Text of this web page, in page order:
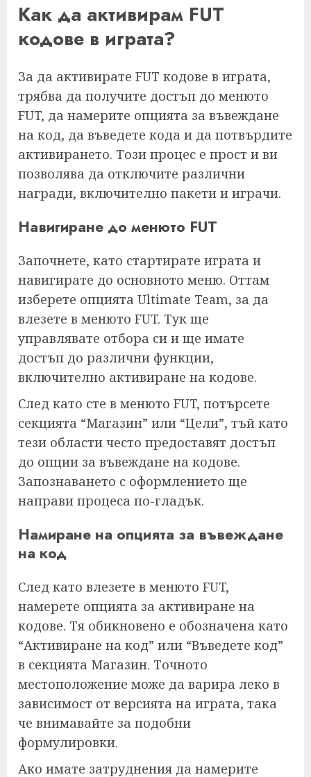
Как да активирам FUT
кодове в играта?
За да активирате FUT кодове в играта,
трябва да получите достъп до менюто
FUT, да намерите опцията за въвеждане
на код, да въведете кода и да потвърдите
активирането. Този процес е прост и ви
позволява да отключите различни
награди, включително пакети и играчи.
Навигиране до менюто FUT
Започнете, като стартирате играта и
навигирате до основното меню. Оттам
изберете опцията Ultimate Team, за да
влезете в менюто FUT. Тук ще
управлявате отбора си и ще имате
достъп до различни функции,
включително активиране на кодове.
След като сте в менюто FUT, потърсете
секцията “Магазин” или “Цели”, тъй като
тези области често предоставят достъп
до опции за въвеждане на кодове.
Запознаването с оформлението ще
направи процеса по-гладък.
Намиране на опцията за въвеждане
на код
След като влезете в менюто FUT,
намерете опцията за активиране на
кодове. Тя обикновено е обозначена като
“Активиране на код” или “Въведете код”
в секцията Магазин. Точното
местоположение може да варира леко в
зависимост от версията на играта, така
че внимавайте за подобни
формулировки.
Ако имате затруднения да намерите